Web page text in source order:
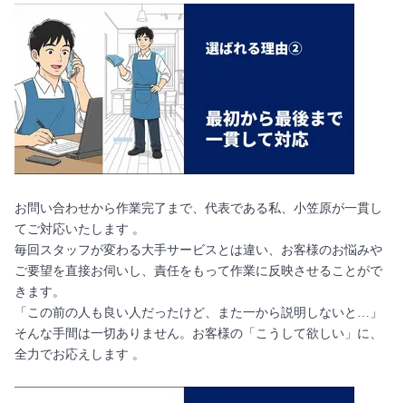
お問い合わせから作業完了まで、代表である私、小笠原が一貫し
てご対応いたします 。
毎回スタッフが変わる大手サービスとは違い、お客様のお悩みや
ご要望を直接お伺いし、責任をもって作業に反映させることがで
きます。
「この前の人も良い人だったけど、また一から説明しないと…」
そんな手間は一切ありません。お客様の「こうして欲しい」に、
全力でお応えします 。